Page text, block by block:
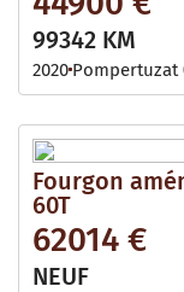
99342 KM
2020 Pompertuzat
Fourgon
60T
62014 €
NEUF